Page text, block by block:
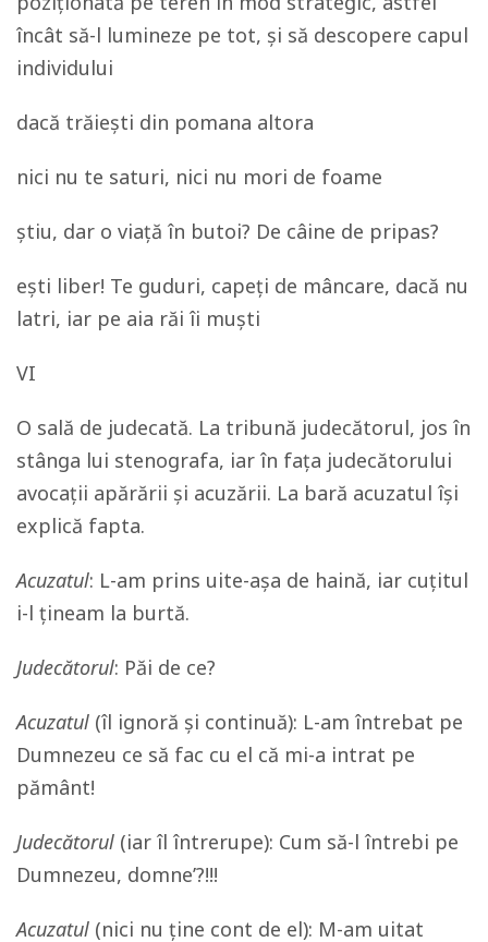
încât să-l lumineze pe tot, și să descopere capul
individului
dacă trăiești din pomana altora
nici nu te saturi, nici nu mori de foame
știu, dar o viață în butoi? De câine de pripas?
ești liber! Te guduri, capeți de mâncare, dacă nu
latri, iar pe aia răi îi muști
VI
O sală de judecată. La tribună judecătorul, jos în
stânga lui stenografa, iar în fața judecătorului
avocații apărării și acuzării. La bară acuzatul își
explică fapta.
Acuzatul: L-am prins uite-așa de haină, iar cuțitul
i-l țineam la burtă.
Judecătorul: Păi de ce?
Acuzatul (îl ignoră și continuă): L-am întrebat pe
Dumnezeu ce să fac cu el că mi-a intrat pe
pământ!
Judecătorul (iar îl întrerupe): Cum să-l întrebi pe
Dumnezeu, domne’?!!!
Acuzatul (nici nu ține cont de el): M-am uitat